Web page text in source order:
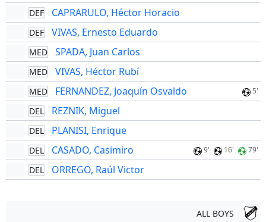
DEF CAPRARULO, Héctor Horacio
DEF VIVAS, Ernesto Eduardo
MED SPADA, Juan Carlos
MED VIVAS, Héctor Rubí
MED FERNANDEZ, Joaquín Osvaldo 5'
DEL REZNIK, Miguel
DEL PLANISI, Enrique
DEL CASADO, Casimiro 9' 16' 79'
DEL ORREGO, Raúl Victor
ALL BOYS